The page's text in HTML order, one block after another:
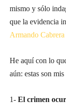
mismo y sólo
que la evidencia
Armando Cabrera
He aquí con lo
aún: estas son
1- El crimen